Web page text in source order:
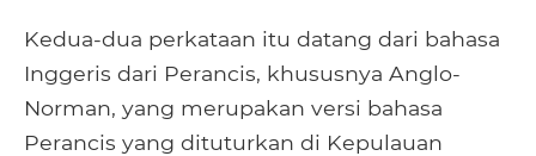
Kedua-dua perkataan itu datang dari bahasa
Inggeris dari Perancis, khususnya Anglo-
Norman, yang merupakan versi bahasa
Perancis yang dituturkan di Kepulauan